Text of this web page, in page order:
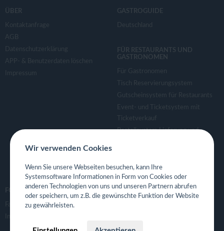
ÜBER
Kontaktanfrage
AGB
Datenschutzerklärung
APP- & Benutzerdaten löschen
Impressum
GASTROGUIDE
Deutschland
FÜR RESTAURANTS UND
GASTRONOMEN
Für Gastronomen
Tisch Reservierungsystem
Gutscheinsystem für Restaurants
Event- und Ticketsystem mit
Ticketverkauf
Bestellsystem Lieferung und
Eigene App für Restaurant
FOLGE UNS
Facebook
Instagram
Wir verwenden Cookies
Wenn Sie unsere Webseiten besuchen, kann Ihre
Systemsoftware Informationen in Form von Cookies oder
anderen Technologien von uns und unseren Partnern abrufen
oder speichern, um z.B. die gewünschte Funktion der Website
zu gewährleisten.